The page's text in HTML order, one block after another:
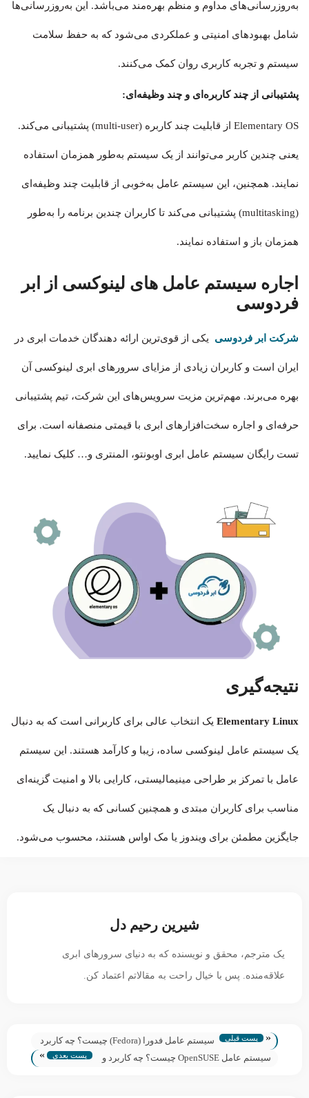
به‌روزرسانی‌های مداوم و منظم بهره‌مند می‌باشد. این به‌روزرسانی‌ها
شامل بهبودهای امنیتی و عملکردی می‌شود که به حفظ سلامت
سیستم و تجربه کاربری روان کمک می‌کنند.
پشتیبانی از چند کاربره‌ای و چند وظیفه‌ای:
Elementary OS از قابلیت چند کاربره (multi-user) پشتیبانی می‌کند.
یعنی چندین کاربر می‌توانند از یک سیستم به‌طور همزمان استفاده
نمایند. همچنین، این سیستم‌ عامل به‌خوبی از قابلیت چند وظیفه‌ای
(multitasking) پشتیبانی می‌کند تا کاربران چندین برنامه را به‌طور
همزمان باز و استفاده نمایند.
اجاره سیستم عامل‌ های لینوکسی از ابر
فردوسی
شرکت ابر فردوسی یکی از قوی‌ترین ارائه دهندگان خدمات ابری در
ایران است و کاربران زیادی از مزایای سرورهای ابری لینوکسی آن
بهره می‌برند. مهم‌ترین مزیت سرویس‌های این شرکت، تیم پشتیبانی
حرفه‌ای و اجاره سخت‌افزارهای ابری با قیمتی منصفانه است. برای
تست رایگان سیستم‌ عامل‌ ابری اوبونتو، المنتری و… کلیک نمایید.
نتیجه‌گیری
Elementary Linux یک انتخاب عالی برای کاربرانی است که به دنبال
یک سیستم‌ عامل لینوکسی ساده، زیبا و کارآمد هستند. این سیستم‌
عامل با تمرکز بر طراحی مینیمالیستی، کارایی بالا و امنیت گزینه‌ای
مناسب برای کاربران مبتدی و همچنین کسانی که به دنبال یک
جایگزین مطمئن برای ویندوز یا مک او‌اس هستند، محسوب می‌شود.
شیرین رحیم دل
یک مترجم، محقق و نویسنده که به دنیای سرورهای ابری
علاقه‌منده. پس با خیال راحت به مقالاتم اعتماد کن.
« پست قبلی
سیستم‌ عامل فدورا (Fedora) چیست؟ چه کاربرد
و مزایایی دارد؟سیستم‌ عامل OpenSUSE چیست؟ چه کاربرد و
پست بعدی »